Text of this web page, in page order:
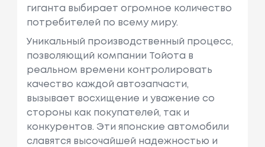
гиганта выбирает огромное количество
потребителей по всему миру.
Уникальный производственный процесс,
позволяющий компании Тойота в
реальном времени контролировать
качество каждой автозапчасти,
вызывает восхищение и уважение со
стороны как покупателей, так и
конкурентов. Эти японские автомобили
славятся высочайшей надежностью и